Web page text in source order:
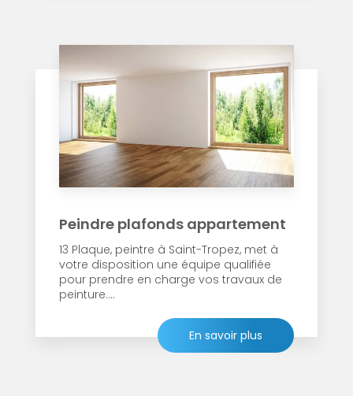
Peindre plafonds appartement
13 Plaque, peintre à Saint-Tropez, met à
votre disposition une équipe qualifiée
pour prendre en charge vos travaux de
peinture....
En savoir plus